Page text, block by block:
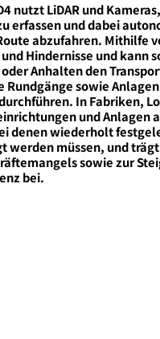
nutzt LiDAR und
erfassen und dabei
abzufahren. Mithilfe
Hindernisse und kann
Anhalten den
Rundgänge sowie
In Fabriken,
und Anlagen
denen wiederholt
werden müssen, und
sowie zur
bei.